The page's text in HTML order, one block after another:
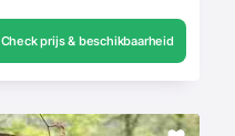
Check prijs & beschikbaarheid